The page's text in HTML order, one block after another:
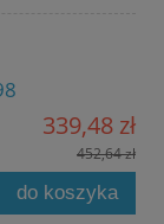
339,48 zł
452,64 zł
do koszyka